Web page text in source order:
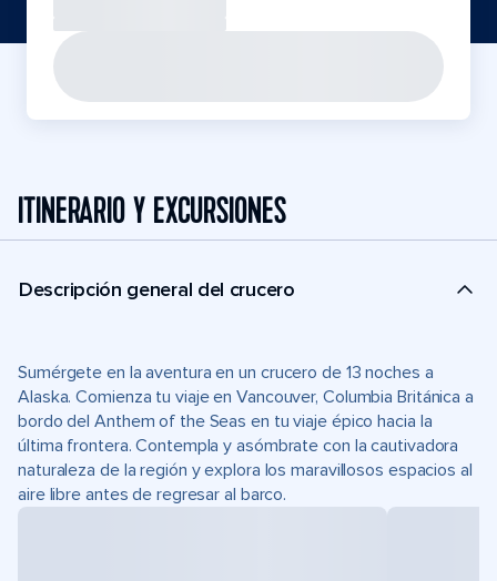
ITINERARIO Y EXCURSIONES
Descripción general del crucero
Sumérgete en la aventura en un crucero de 13 noches a
Alaska. Comienza tu viaje en Vancouver, Columbia Británica a
bordo del Anthem of the Seas en tu viaje épico hacia la
última frontera. Contempla y asómbrate con la cautivadora
naturaleza de la región y explora los maravillosos espacios al
aire libre antes de regresar al barco.